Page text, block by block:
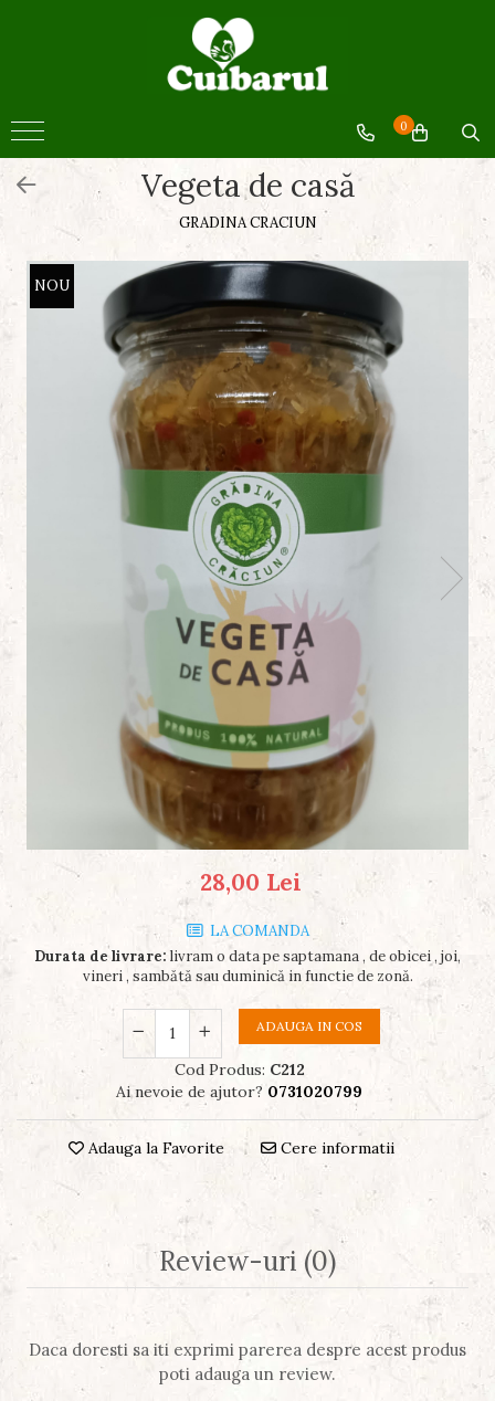
BACANIE
Miere
Ulei
Sucuri si siropuri
Paste fainoase
Conserve legume
Conserve fructe
Pâine si patiserie
0
Vegeta de casă
GRADINA CRACIUN
NOU
28,00 Lei
LA COMANDA
Durata de livrare: livram o data pe saptamana , de obicei , joi,
vineri , sambătă sau duminică in functie de zonă.
ADAUGA IN COS
Cod Produs: C212
Ai nevoie de ajutor? 0731020799
Adauga la Favorite Cere informatii
Review-uri (0)
Daca doresti sa iti exprimi parerea despre acest produs
poti adauga un review.